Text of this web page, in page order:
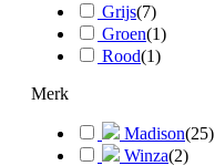
Grijs(7)
Groen(1)
Rood(1)
Merk
Madison(25)
Winza(2)